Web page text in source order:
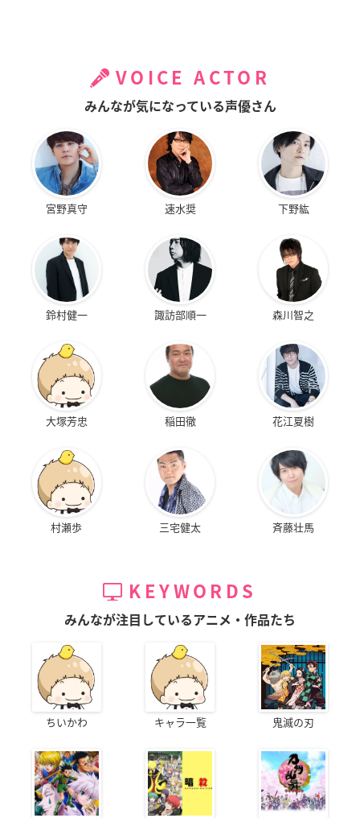
VOICE ACTOR
みんなが気になっている声優さん
宮野真守 速水奨 下野紘
鈴村健一 諏訪部順一 森川智之
大塚芳忠 稲田徹 花江夏樹
村瀬歩 三宅健太 斉藤壮馬
KEYWORDS
みんなが注目しているアニメ・作品たち
ちいかわ キャラ一覧 鬼滅の刃